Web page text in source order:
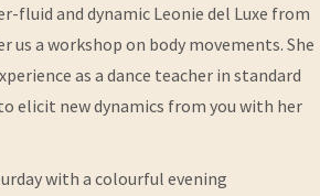
fluid and dynamic Leonie del Luxe from
us a workshop on body movements. She
as a dance teacher in standard
elicit new dynamics from you with her
with a colourful evening